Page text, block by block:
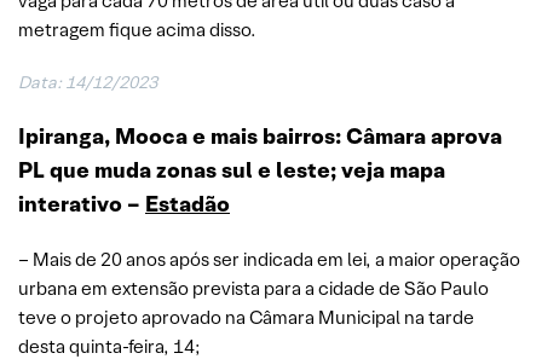
metragem fique acima disso.
Data: 14/12/2023
Ipiranga, Mooca e mais bairros: Câmara aprova
PL que muda zonas sul e leste; veja mapa
interativo – Estadão
– Mais de 20 anos após ser indicada em lei, a maior operação
urbana em extensão prevista para a cidade de São Paulo
teve o projeto aprovado na Câmara Municipal na tarde
desta quinta-feira, 14;